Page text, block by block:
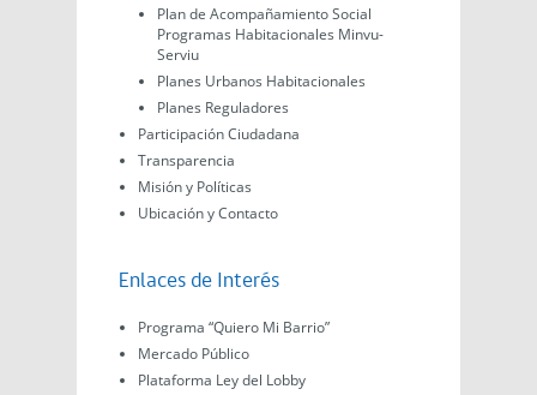
Plan de Acompañamiento Social
Programas Habitacionales Minvu-
Serviu
Planes Urbanos Habitacionales
Planes Reguladores
Participación Ciudadana
Transparencia
Misión y Políticas
Ubicación y Contacto
Enlaces de Interés
Programa “Quiero Mi Barrio”
Mercado Público
Plataforma Ley del Lobby